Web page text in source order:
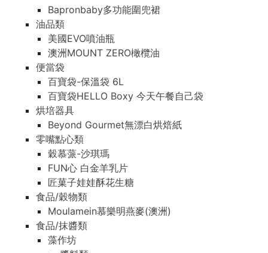
Bapronbaby多功能圍兜裙
油品類
美國EVO噴油瓶
澳洲MOUNT ZERO橄欖油
便當袋
百寶袋-保溫袋 6L
百寶袋HELLO Boxy 今天午餐自己袋
烘培器具
Beyond Gourmet無漂白烘焙紙
零嘴點心類
穀慕蒎-沙琪瑪
FUN心 白金羊乳片
匠菓子娃娃酥花生糖
食品/穀物類
Moulamein慕樂明燕麥(澳洲)
食品/抹醬類
藻作坊